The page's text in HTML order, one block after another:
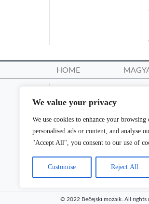
We value your privacy
We use cookies to enhance your browsing
personalised ads or content, and analyse
"Accept All", you consent to our use of
Customise Reject All
HOME
direktno od Bečejskog
Prijavi se na naš email
© 2022 Bečejski mozaik. All